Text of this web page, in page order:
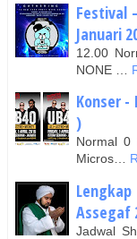
Festival
Januari
12.00
NONE …
Konser -
)
Normal 0
Micros…
Assegaf
Jadwal